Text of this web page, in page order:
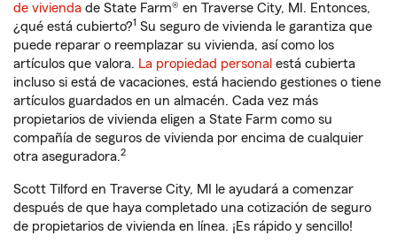
de vivienda de State Farm® en Traverse City, MI. Entonces,
¿qué está cubierto?1 Su seguro de vivienda le garantiza que
puede reparar o reemplazar su vivienda, así como los
artículos que valora. La propiedad personal está cubierta
incluso si está de vacaciones, está haciendo gestiones o tiene
artículos guardados en un almacén. Cada vez más
propietarios de vivienda eligen a State Farm como su
compañía de seguros de vivienda por encima de cualquier
otra aseguradora.2
Scott Tilford en Traverse City, MI le ayudará a comenzar
después de que haya completado una cotización de seguro
de propietarios de vivienda en línea. ¡Es rápido y sencillo!